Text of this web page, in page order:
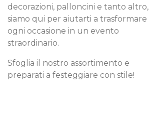
decorazioni, palloncini e tanto altro,
siamo qui per aiutarti a trasformare
ogni occasione in un evento
straordinario.
Sfoglia il nostro assortimento e
preparati a festeggiare con stile!